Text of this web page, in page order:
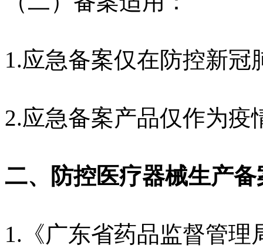
1.应急备案仅在防控新冠
2.应急备案产品仅作为疫
二、防控医疗器械生产
1.《广东省药品监督管